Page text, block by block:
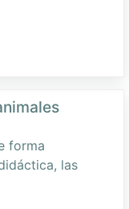
forma
las